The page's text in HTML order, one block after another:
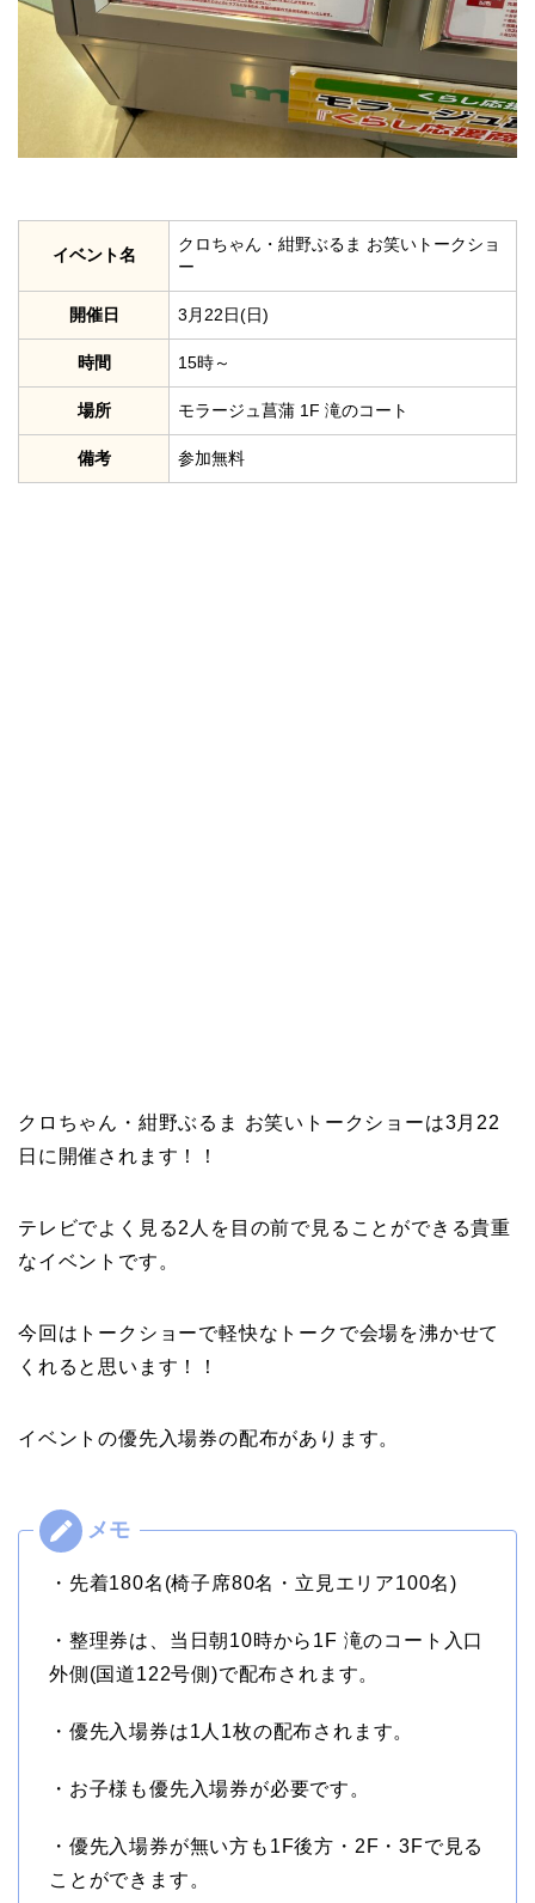
イベント名
クロちゃん・紺野ぶるま お笑いトークショ
ー
開催日 3月22日(日)
時間 15時～
場所 モラージュ菖蒲 1F 滝のコート
備考 参加無料
クロちゃん・紺野ぶるま お笑いトークショーは3月22
日に開催されます！！
テレビでよく見る2人を目の前で見ることができる貴重
なイベントです。
今回はトークショーで軽快なトークで会場を沸かせて
くれると思います！！
イベントの優先入場券の配布があります。
・先着180名(椅子席80名・立見エリア100名)
・整理券は、当日朝10時から1F 滝のコート入口
外側(国道122号側)で配布されます。
・優先入場券は1人1枚の配布されます。
・お子様も優先入場券が必要です。
・優先入場券が無い方も1F後方・2F・3Fで見る
ことができます。